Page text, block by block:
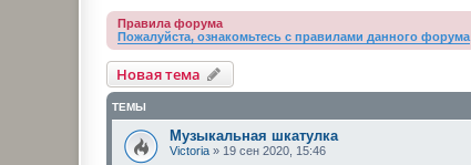
Правила форума
Пожалуйста, ознакомьтесь с правилами данного форума
Новая тема
ТЕМЫ
Музыкальная шкатулка
Victoria » 19 сен 2020, 15:46